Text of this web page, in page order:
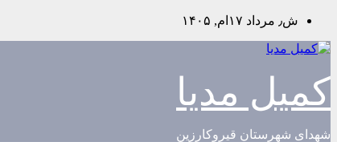
Skip
content
ش٫ مرداد ۱۷ام, ۱۴۰۵
کمیل مدیا
شهدای شهرستان قیروکارزین